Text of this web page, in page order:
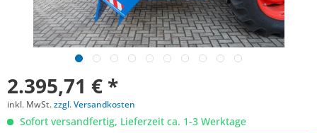
2.395,71 € *
inkl. MwSt.zzgl. Versandkosten
Sofort versandfertig, Lieferzeit ca. 1-3 Werktage